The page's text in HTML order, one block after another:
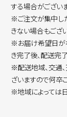
する場合がござい
※ご注文が集中し
きない場合もござ
※お届け希望日が
き完了後、配送完
※配送地域、交通
ざいますので何卒
※地域によっては